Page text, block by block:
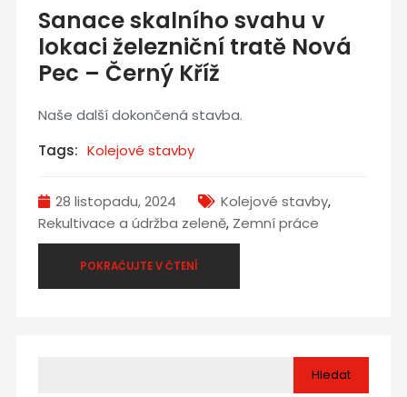
Sanace skalního svahu v
lokaci železniční tratě Nová
Pec – Černý Kříž
Naše další dokončená stavba.
Tags: Kolejové stavby
28 listopadu, 2024 Kolejové stavby,
Rekultivace a údržba zeleně, Zemní práce
POKRAČUJTE V ČTENÍ
Hledat